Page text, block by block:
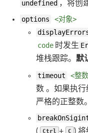
undefined ，将创
options
<对象>
code 时发生
堆栈跟踪。 默
timeout <整
数 。如果执
严格的正整数。
(
Ctrl + C )